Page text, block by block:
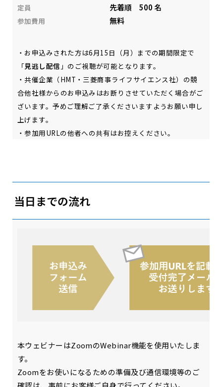
定員 先着順 500 名
参加費用 無料
・お申込みされた方は6月15日（月）までの期間限定で
「見逃し配信 」のご視聴が可能となります。
・共催企業（HMT・三菱商事ライフサイエンス社）の競
合他社様からのお申込みはお断りさせていただく場合がご
ざいます。予めご理解ご了承くださいますようお願い申し
上げます。
・参加用URLの他者への共有はお控えください。
当日までの流れ
本ウェビナーはZoomのWebinar機能を使用いたしま
す。
Zoomをお使いになるための準備及び通信環境等のご